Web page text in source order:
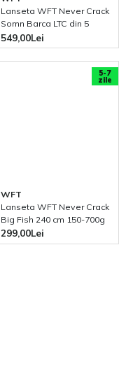
Lanseta WFT Never Crack
Somn Barca LTC din 5
bucati 260 cm 200-1000g
549,00Lei
5-7
zile
WFT
Lanseta WFT Never Crack
Big Fish 240 cm 150-700g
299,00Lei